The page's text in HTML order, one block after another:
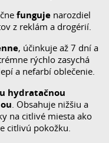
funguje narozdiel
z reklám a drogérií.
, účinkuje až 7 dní a
rýchlo zasychá
a nefarbí oblečenie.
hydratačnou
. Obsahuje nižšiu a
na citlivé miesta ako
citlivú pokožku.